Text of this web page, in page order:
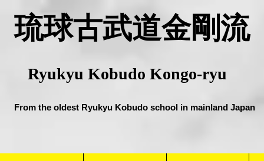
​琉球古武道金剛流
Ryukyu Kobudo Kongo-ryu
From the oldest Ryukyu Kobudo school in mainland Japan